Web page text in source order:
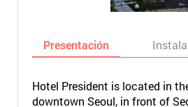
Presentación
Hotel President is located in
downtown Seoul, in front of